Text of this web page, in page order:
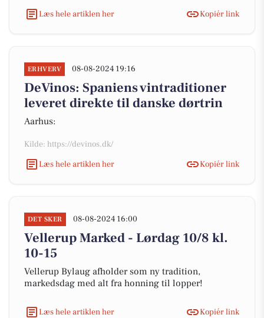
Læs hele artiklen her
Kopiér link
ERHVERV 08-08-2024 19:16
DeVinos: Spaniens vintraditioner
leveret direkte til danske dørtrin
Aarhus:
Kilde: https://devinos.dk/
Læs hele artiklen her
Kopiér link
DET SKER 08-08-2024 16:00
Vellerup Marked - Lørdag 10/8 kl.
10-15
Vellerup Bylaug afholder som ny tradition,
markedsdag med alt fra honning til lopper!
Læs hele artiklen her Kopiér link